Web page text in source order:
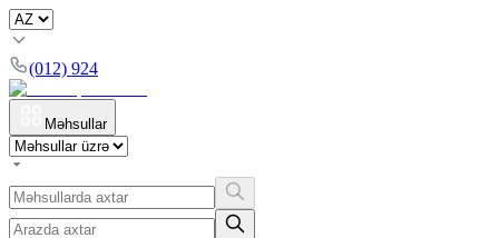
(012) 924
Məhsullar